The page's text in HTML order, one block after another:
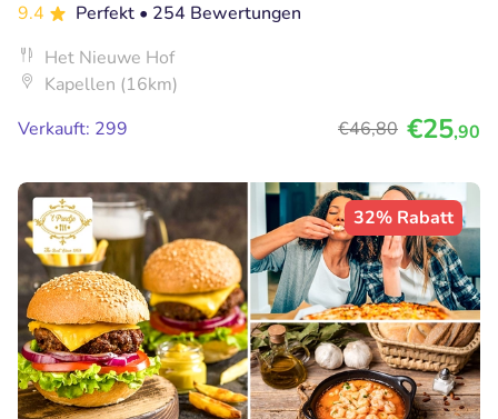
9.4
Perfekt • 254 Bewertungen
Het Nieuwe Hof
Kapellen (16km)
Verkauft: 299
€46,80 €25,90
32% Rabatt